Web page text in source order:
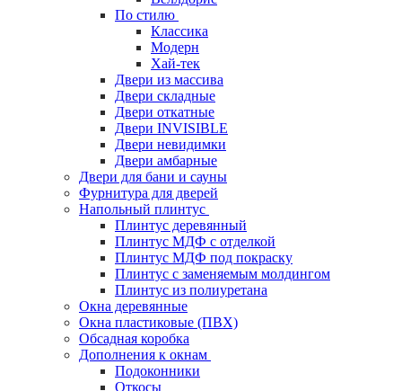
По стилю
Классика
Модерн
Хай-тек
Двери из массива
Двери складные
Двери откатные
Двери INVISIBLE
Двери невидимки
Двери амбарные
Двери для бани и сауны
Фурнитура для дверей
Напольный плинтус
Плинтус деревянный
Плинтус МДФ с отделкой
Плинтус МДФ под покраску
Плинтус с заменяемым молдингом
Плинтус из полиуретана
Окна деревянные
Окна пластиковые (ПВХ)
Обсадная коробка
Дополнения к окнам
Подоконники
Откосы